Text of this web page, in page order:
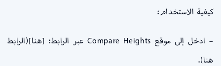
كيفية الاستخدام:
– ادخل إلى موقع Compare Heights عبر الرابط: [هنا](الرابط
هنا).